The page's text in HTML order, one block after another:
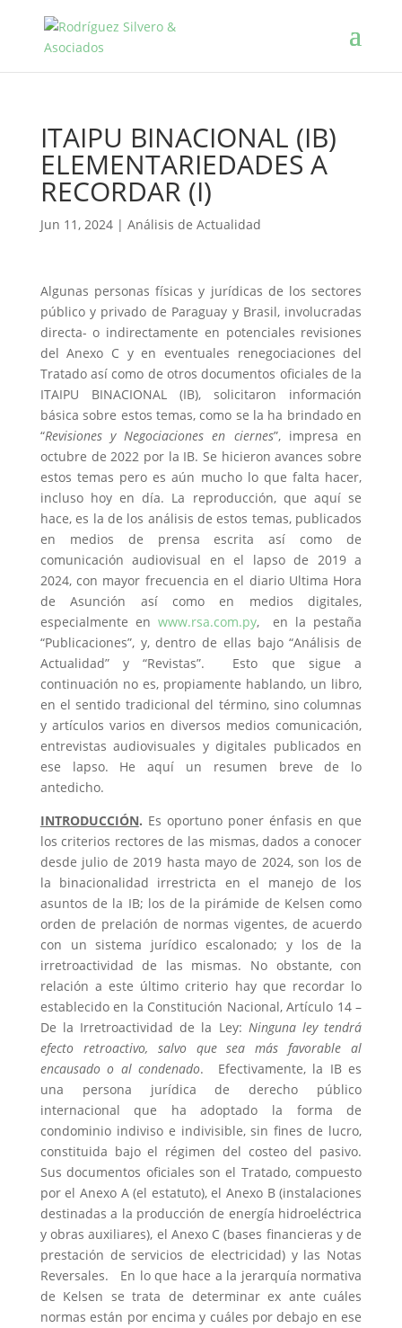
ITAIPU BINACIONAL (IB)
ELEMENTARIEDADES A
RECORDAR (I)
Jun 11, 2024| Análisis de Actualidad
Algunas personas físicas y jurídicas de los sectores
público y privado de Paraguay y Brasil, involucradas
directa- o indirectamente en potenciales revisiones
del Anexo C y en eventuales renegociaciones del
Tratado así como de otros documentos oficiales de la
ITAIPU BINACIONAL (IB), solicitaron información
básica sobre estos temas, como se la ha brindado en
“Revisiones y Negociaciones en ciernes”, impresa en
octubre de 2022 por la IB. Se hicieron avances sobre
estos temas pero es aún mucho lo que falta hacer,
incluso hoy en día. La reproducción, que aquí se
hace, es la de los análisis de estos temas, publicados
en medios de prensa escrita así como de
comunicación audiovisual en el lapso de 2019 a
2024, con mayor frecuencia en el diario Ultima Hora
de Asunción así como en medios digitales,
especialmente en www.rsa.com.py, en la pestaña
“Publicaciones”, y, dentro de ellas bajo “Análisis de
Actualidad” y “Revistas”. Esto que sigue a
continuación no es, propiamente hablando, un libro,
en el sentido tradicional del término, sino columnas
y artículos varios en diversos medios comunicación,
entrevistas audiovisuales y digitales publicados en
ese lapso. He aquí un resumen breve de lo
antedicho.
INTRODUCCIÓN. Es oportuno poner énfasis en que
los criterios rectores de las mismas, dados a conocer
desde julio de 2019 hasta mayo de 2024, son los de
la binacionalidad irrestricta en el manejo de los
asuntos de la IB; los de la pirámide de Kelsen como
orden de prelación de normas vigentes, de acuerdo
con un sistema jurídico escalonado; y los de la
irretroactividad de las mismas. No obstante, con
relación a este último criterio hay que recordar lo
establecido en la Constitución Nacional, Artículo 14 –
De la Irretroactividad de la Ley: Ninguna ley tendrá
efecto retroactivo, salvo que sea más favorable al
encausado o al condenado. Efectivamente, la IB es
una persona jurídica de derecho público
internacional que ha adoptado la forma de
condominio indiviso e indivisible, sin fines de lucro,
constituida bajo el régimen del costeo del pasivo.
Sus documentos oficiales son el Tratado, compuesto
por el Anexo A (el estatuto), el Anexo B (instalaciones
destinadas a la producción de energía hidroeléctrica
y obras auxiliares), el Anexo C (bases financieras y de
prestación de servicios de electricidad) y las Notas
Reversales. En lo que hace a la jerarquía normativa
de Kelsen se trata de determinar ex ante cuáles
normas están por encima y cuáles por debajo en ese